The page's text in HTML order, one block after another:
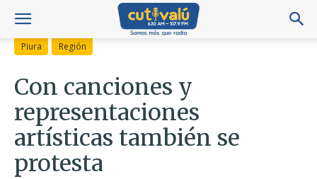
Piura Región
Con canciones y
representaciones
artísticas también se
protesta